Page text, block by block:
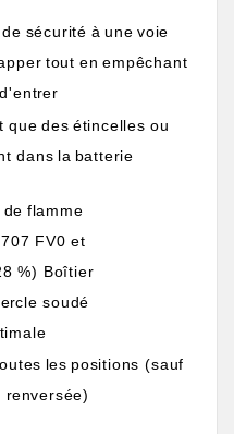
de sécurité à une voie
tout en empêchant
d'entrer
que des étincelles ou
dans la batterie
de flamme
707 FV0 et
%) Boîtier
rcle soudé
les positions (sauf
renversée)